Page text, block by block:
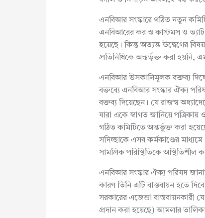
এনবিআর সংস্কারে গঠিত নতুন
এনবিআরের কর ও কাস্টমস ও
হয়েছে। কিন্তু অত্যন্ত উদ্বেগের
প্রতিনিধিকে অন্তর্ভুক্ত করা
এনবিআর উসকানিমূলক বক্তব্য
বক্তব্যে এনবিআর সংস্কার ঐক্য
বক্তব্য দিয়েছেন। যে রাজস্ব
যারা একে স্বাগত জানিয়ে
গঠিত কমিটিতে অন্তর্ভুক্ত করা
সদিচ্ছাকে এসব কর্মকাণ্ডের মাধ্যমে
সামগ্রিক পরিস্থিতিকে অস্থিতিশীল
এনবিআর সংস্কার ঐক্য পরিষদ
কারণ তিনি এটি বাস্তবায়ন হতে
সরকারের এজেন্ডা
প্রদান করা হয়েছে) আমলার